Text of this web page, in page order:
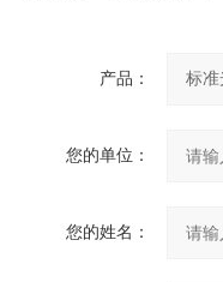
产品：
您的单位：
您的姓名：